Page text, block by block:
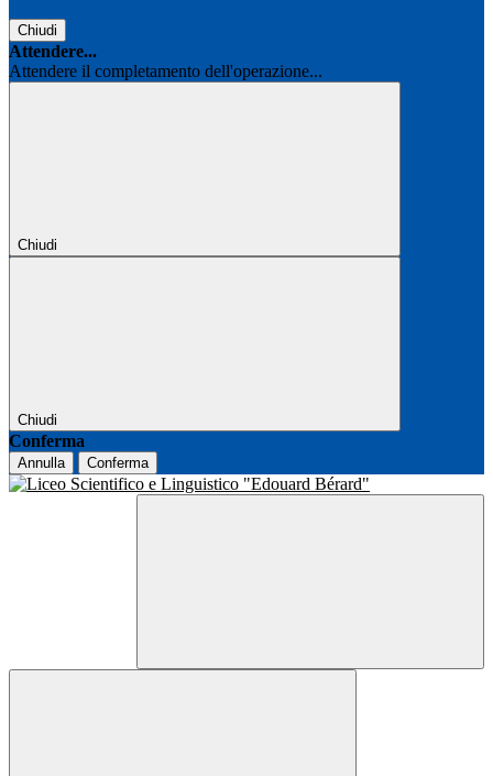
Chiudi
Attendere...
Attendere il completamento dell'operazione...
Chiudi
Chiudi
Conferma
Annulla Conferma